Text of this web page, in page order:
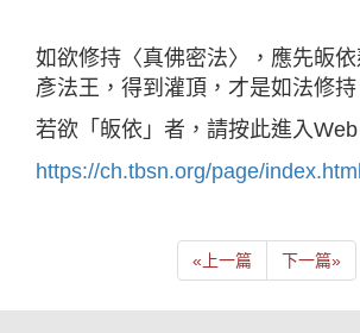
如欲修持〈真佛密法〉，應先皈
彥法王，得到灌頂，才是如法修持
若欲「皈依」者，請按此進入Web
https://ch.tbsn.org/page/
« 上一篇 下一篇»